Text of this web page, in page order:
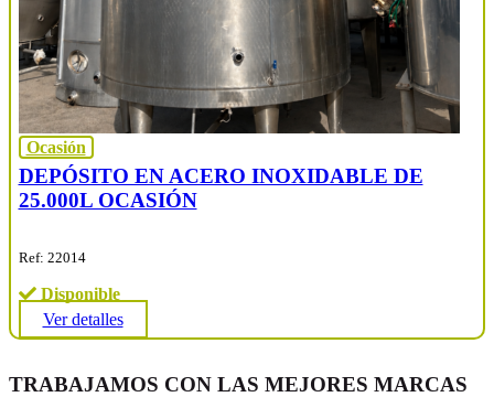
Ocasión
DEPÓSITO EN ACERO INOXIDABLE DE
25.000L OCASIÓN
Ref: 22014
Disponible
Ver detalles
TRABAJAMOS CON LAS MEJORES MARCAS